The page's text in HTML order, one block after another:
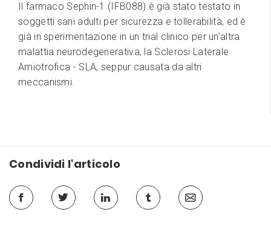
Il farmaco Sephin-1 (IFB088) è già stato testato in
soggetti sani adulti per sicurezza e tollerabilità, ed è
già in sperimentazione in un trial clinico per un'altra
malattia neurodegenerativa, la Sclerosi Laterale
Amiotrofica - SLA, seppur causata da altri
meccanismi.
Condividi l'articolo